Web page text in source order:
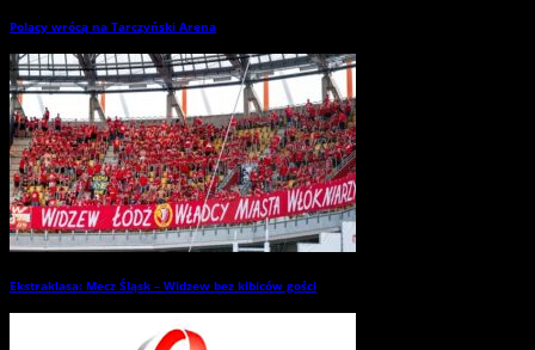
Polacy wrócą na Tarczyński Arena
Ekstraklasa: Mecz Śląsk – Widzew bez kibiców gości